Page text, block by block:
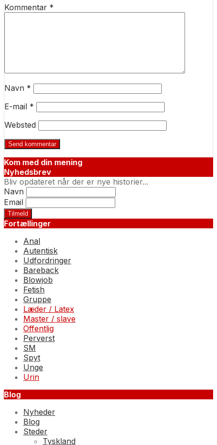
Kommentar *
Navn *
E-mail *
Websted
Kom med din mening
Nyhedsbrev
Bliv opdateret når der er nye historier...
Navn
Email
Fortællinger
Anal
Autentisk
Udfordringer
Bareback
Blowjob
Fetish
Gruppe
Læder / Latex
Master / slave
Offentlig
Perverst
SM
Spyt
Unge
Urin
Blog
Nyheder
Blog
Steder
Tyskland